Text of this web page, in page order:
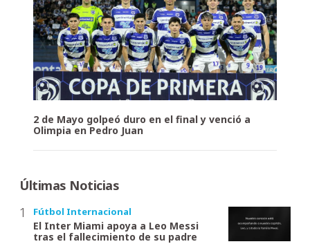
2 de Mayo golpeó duro en el final y venció a
Olimpia en Pedro Juan
Últimas Noticias
Fútbol Internacional
El Inter Miami apoya a Leo Messi
tras el fallecimiento de su padre